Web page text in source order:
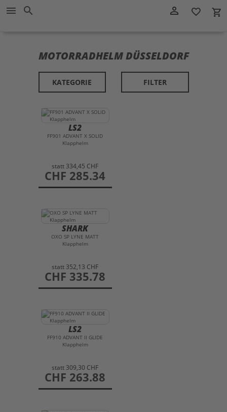
AUF ALLES!person_outline favorite_border local_grocery_store
menu search
MOTORRADHELM DÜSSELDORF
KATEGORIE FILTER
LS2
FF901 ADVANT X SOLID
Klapphelm
statt 334,45 CHF
preis
CHF 285.34
SHARK
OXO SP LYNE MATT
Klapphelm
statt 352,13 CHF
preis
CHF 335.78
LS2
FF910 ADVANT II GLIDE
Klapphelm
statt 309,30 CHF
preis
CHF 263.88